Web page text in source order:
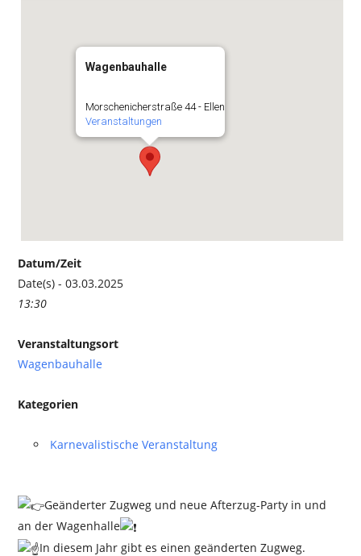
Wagenbauhalle
Morschenicherstraße 44 - Ellen
Veranstaltungen
Datum/Zeit
Date(s) - 03.03.2025
13:30
Veranstaltungsort
Wagenbauhalle
Kategorien
Karnevalistische Veranstaltung
Geänderter Zugweg und neue Afterzug-Party in und
an der Wagenhalle
In diesem Jahr gibt es einen geänderten Zugweg.